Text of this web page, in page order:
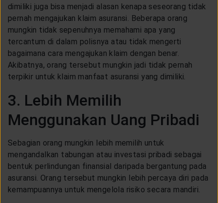
dimiliki juga bisa menjadi alasan kenapa seseorang tidak
pernah mengajukan klaim asuransi. Beberapa orang
mungkin tidak sepenuhnya memahami apa yang
tercantum di dalam polisnya atau tidak mengerti
bagaimana cara mengajukan klaim dengan benar.
Akibatnya, orang tersebut mungkin jadi tidak pernah
terpikir untuk klaim manfaat asuransi yang dimiliki.
3. Lebih Memilih
Menggunakan Uang Pribadi
Sebagian orang mungkin lebih memilih untuk
mengandalkan tabungan atau investasi pribadi sebagai
bentuk perlindungan finansial daripada bergantung pada
asuransi. Orang tersebut mungkin lebih percaya diri pada
kemampuannya untuk mengelola risiko secara mandiri.